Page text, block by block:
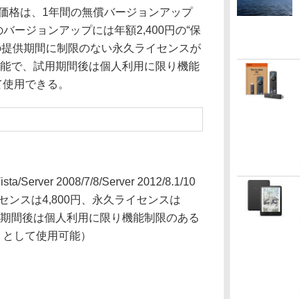
格は、1年間の無償バージョンアップ
ージョンアップには年額2,400円の“保
供期間に制限のない永久ライセンスが
で、試用期間後は個人利用に限り機能
用できる。
Server 2008/7/8/Server 2012/8.1/10
ンスは4,800円、永久ライセンスは
間後は個人利用に限り機能制限のある
して使用可能）